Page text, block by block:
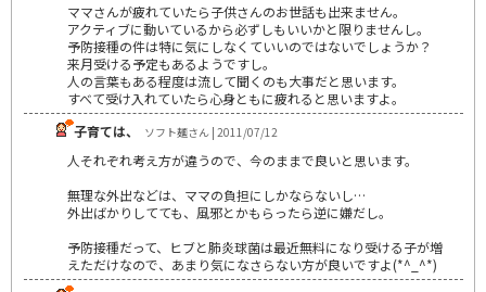
ママさんが疲れていたら子供さんのお世話も出来ません。
アクティブに動いているから必ずしもいいかと限りませんし。
予防接種の件は特に気にしなくていいのではないでしょうか？
来月受ける予定もあるようですし。
人の言葉もある程度は流して聞くのも大事だと思います。
すべて受け入れていたら心身ともに疲れると思いますよ。
子育ては、
ソフト麺さん | 2011/07/12
人それぞれ考え方が違うので、今のままで良いと思います。
無理な外出などは、ママの負担にしかならないし…
外出ばかりしてても、風邪とかもらったら逆に嫌だし。
予防接種だって、ヒブと肺炎球菌は最近無料になり受ける子が増
えただけなので、あまり気になさらない方が良いですよ(*^_^*)